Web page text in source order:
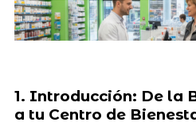
1. Introducción: De la
a tu Centro de